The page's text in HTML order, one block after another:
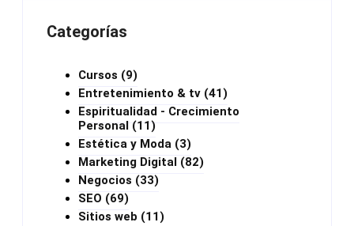
Categorías
Cursos (9)
Entretenimiento & tv (41)
Espiritualidad - Crecimiento
Personal (11)
Estética y Moda (3)
Marketing Digital (82)
Negocios (33)
SEO (69)
Sitios web (11)